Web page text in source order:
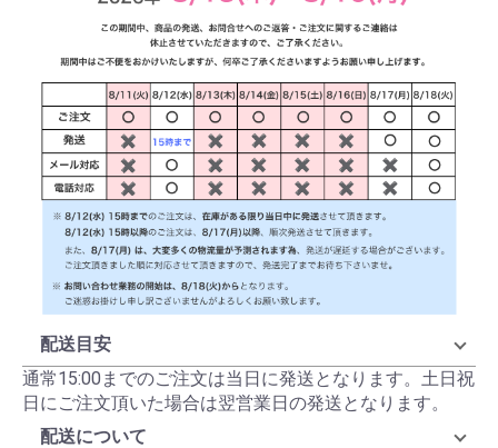
配送目安
通常15:00までのご注文は当日に発送となります。土日祝
日にご注文頂いた場合は翌営業日の発送となります。
配送について